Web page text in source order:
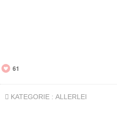
61
KATEGORIE : ALLERLEI